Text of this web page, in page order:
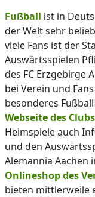
Fußball ist in
der Welt sehr
viele Fans ist der
Auswärtsspielen
des FC Erzgebirge
bei Verein und
besonderes
Webseite des Clubs
Heimspiele auch
und den
Alemannia Aachen
Onlineshop des
bieten mittlerweile